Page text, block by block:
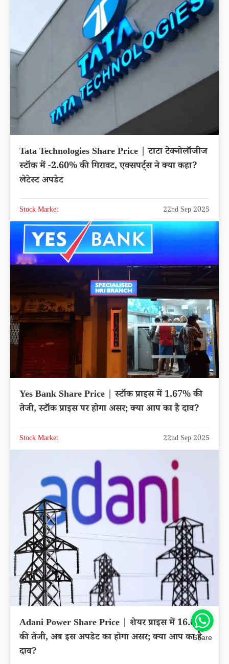
NTPC Share Price | एनटीपीसी लिमिटेड शेयर में
0.06% की तेजी, एक्सपर्ट्स ने क्या कहा? लेटेस्ट अपडेट
Stock Market 22nd Sep 2025
Tata Technologies Share Price | टाटा टेक्नोलॉजीज
स्टॉक में -2.60% की गिरावट, एक्सपर्ट्स ने क्या कहा?
Stock Market 22nd Sep 2025
Yes Bank Share Price | स्टॉक प्राइस में 1.67% की
तेजी, स्टॉक प्राइस पर होगा असर; क्या आप का है दाव?
Stock Market 22nd Sep 2025
Share